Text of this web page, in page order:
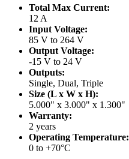
Total Max Current:
12 A
Input Voltage:
85 V to 264 V
Output Voltage:
-15 V to 24 V
Outputs:
Single, Dual, Triple
Size (L x W x H):
5.000" x 3.000" x 1.300"
Warranty:
2 years
Operating Temperature:
0 to +70°C